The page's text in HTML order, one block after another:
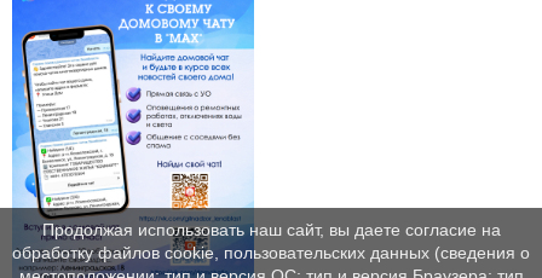
Продолжая использовать наш сайт, вы даете согласие на
обработку файлов cookie, пользовательских данных (сведения о